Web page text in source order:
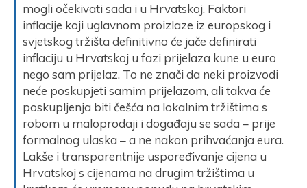
mogli očekivati sada i u Hrvatskoj. Faktori
inflacije koji uglavnom proizlaze iz europskog i
svjetskog tržišta definitivno će jače definirati
inflaciju u Hrvatskoj u fazi prijelaza kune u euro
nego sam prijelaz. To ne znači da neki proizvodi
neće poskupjeti samim prijelazom, ali takva će
poskupljenja biti češća na lokalnim tržištima s
robom u maloprodaji i događaju se sada – prije
formalnog ulaska – a ne nakon prihvaćanja eura.
Lakše i transparentnije uspoređivanje cijena u
Hrvatskoj s cijenama na drugim tržištima u